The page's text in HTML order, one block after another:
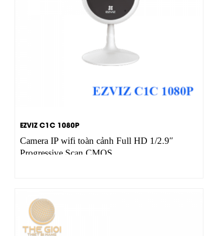
EZVIZ C1C 1080P
Camera IP wifi toàn cảnh Full HD 1/2.9″
Progressive Scan CMOS